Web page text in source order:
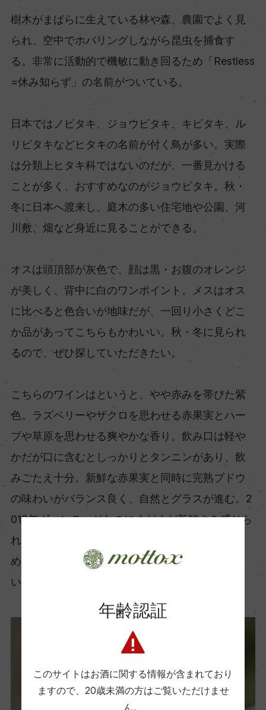
樹木がまばらに生えている林や森、農園でよく見
られ、空中でホバリングしながら昆虫を捕食す
る。非常に活動的で機敏に動き回るため「Restless
=休み知らず」の名前がついている。
日本ではノビタキ、ジョウビタキ、キビタキ、ル
リビタキなどヒタキの名前が付く鳥が多い。実際
は分類上ヒタキ科ではないのだが、一番見かける
ことが多く、おすすめなのがジョウビタキ。秋・
冬に日本へ渡来し、庭木の多い住宅地や公園、河
川敷、畑など身近に見ることができる。
オスは頭頂部が灰色で、顔は黒・お腹のオレンジ
が美しく、背中に白のワンポイント。メスはオス
に比べると色合いが地味だが、一回り小さくどこ
か品があってこちらもかわいい。秋・冬に見られ
るので、ぜひ探していただきたい。
こちらのワインはというと、やや赤みを帯びた紫
色。ラズベリーやザクロを思わせる赤果実とハー
ブや草原を思わせる爽やかな香り。飲み口は軽や
かだが口に含むとしっかりとタンニンがあり、飲
みごたえ十分。新鮮な赤果実と同時に完熟ブドウ
の味わいがバランス良く、自然とグラスが進む。2
018年ヴィンテージなのにまだまだ新鮮さを感じら
れたのには驚いた。天気の良い日に、少し冷やし
めにして緑を感じられる開放的な空間で楽しみた
い1本。
年齢認証
このサイトはお酒に関する情報が含まれており
ますので、 20歳未満の方はご覧いただけませ
ん。